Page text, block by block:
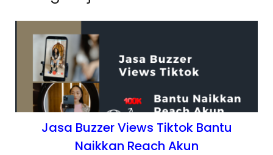
Jasa Buzzer Views Tiktok Bantu
Naikkan Reach Akun